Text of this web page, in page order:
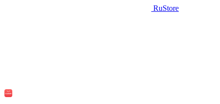
RuStore